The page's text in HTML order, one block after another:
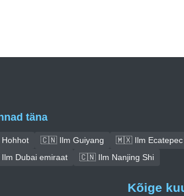
täna
🇨🇳 Ilm Guiyang 🇲🇽 Ilm Ecatepec
Dubai emiraat 🇨🇳 Ilm Nanjing Shi
Kõige